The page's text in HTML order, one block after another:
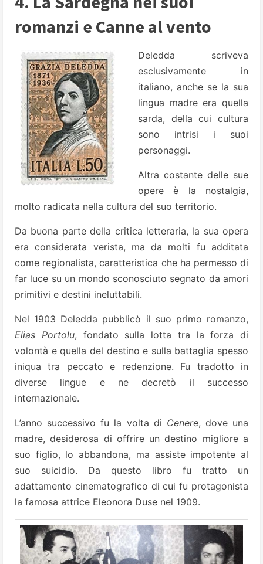
romanzi e Canne al vento
Deledda scriveva
esclusivamente in
italiano, anche se la sua
lingua madre era quella
sarda, della cui cultura
sono intrisi i suoi
personaggi.
Altra costante delle sue
opere è la nostalgia,
molto radicata nella cultura del suo territorio.
Da buona parte della critica letteraria, la sua opera
era considerata verista, ma da molti fu additata
come regionalista, caratteristica che ha permesso di
far luce su un mondo sconosciuto segnato da amori
primitivi e destini ineluttabili.
Nel 1903 Deledda pubblicò il suo primo romanzo,
Elias Portolu, fondato sulla lotta tra la forza di
volontà e quella del destino e sulla battaglia spesso
iniqua tra peccato e redenzione. Fu tradotto in
diverse lingue e ne decretò il successo
internazionale.
L’anno successivo fu la volta di Cenere, dove una
madre, desiderosa di offrire un destino migliore a
suo figlio, lo abbandona, ma assiste impotente al
suo suicidio. Da questo libro fu tratto un
adattamento cinematografico di cui fu protagonista
la famosa attrice Eleonora Duse nel 1909.